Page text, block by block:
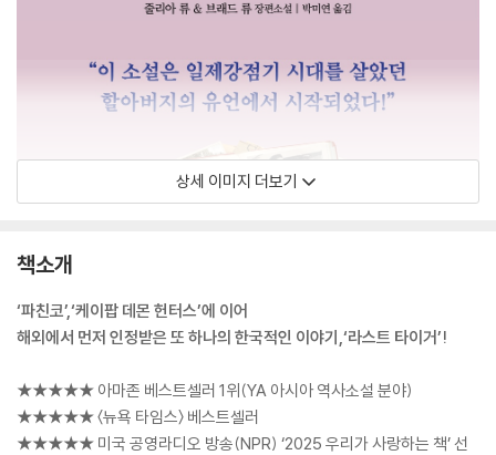
상세 이미지 더보기
책소개
‘파친코’,‘케이팝 데몬 헌터스’에 이어
해외에서 먼저 인정받은 또 하나의 한국적인 이야기,‘라스트 타이거’!
★★★★★ 아마존 베스트셀러 1위(YA 아시아 역사소설 분야)
★★★★★ 〈뉴욕 타임스〉 베스트셀러
★★★★★ 미국 공영라디오 방송(NPR) ‘2025 우리가 사랑하는 책’ 선